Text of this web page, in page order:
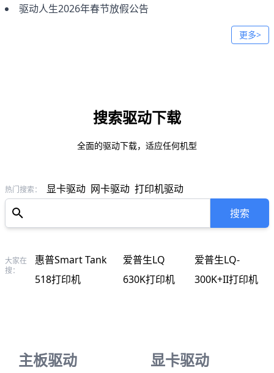
驱动人生2026年春节放假公告
更多>
搜索驱动下载
全面的驱动下载，适应任何机型
热门搜索： 显卡驱动 网卡驱动 打印机驱动
大家在
搜：
联想M7205打
印机
联想M7206打
印机
联想M7605D打
印机
主板驱动 显卡驱动